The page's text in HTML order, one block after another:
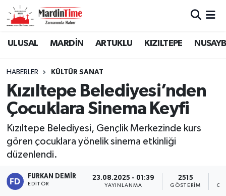
ULUSAL MARDİN ARTUKLU KIZILTEPE
HABERLER KÜLTÜR SANAT
Kızıltepe Belediyesi’nden
Çocuklara Sinema Keyfi
Kızıltepe Belediyesi, Gençlik Merkezinde kurs
gören çocuklara yönelik sinema etkinliği
düzenlendi.
FURKAN DEMIR
EDITÖR
23.08.2025 - 01:39
YAYINLANMA
2515
GÖSTERIM
Mardin Nöbetçi Eczaneler
Mardin Namaz Vakitleri
Mardin Trafik Yoğunluk Haritası
Süper Lig Puan Durumu ve Fikstür